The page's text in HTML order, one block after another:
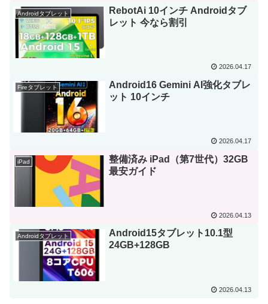
Androidタブレット
RebotAi 10インチ Androidタブ
レット 今なら割引
2026.04.17
Fireタブレット
Android16 Gemini AI強化タブレ
ット 10インチ
2026.04.17
iPad
整備済み iPad（第7世代）32GB
最安ガイド
2026.04.13
Androidタブレット
Android15タブレット10.1型
24GB+128GB
2026.04.13